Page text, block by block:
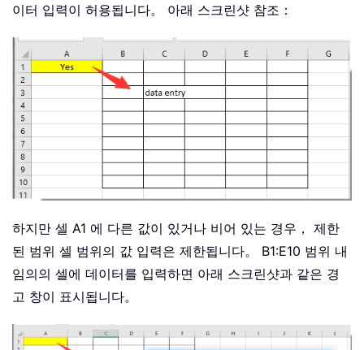
이터 입력이 허용됩니다。 아래 스크린샷 참조：
하지만 셀 A1 에 다른 값이 있거나 비어 있는 경우， 제한
된 범위 셀 범위의 값 입력은 제한됩니다。 B1:E10 범위 내
임의의 셀에 데이터를 입력하면 아래 스크린샷과 같은 경
고 창이 표시됩니다。